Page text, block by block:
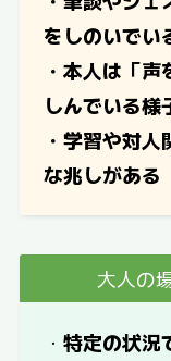
をしのいでい
・本人は「
しんでいる様
・学習や対
な兆しがある
大人の
・特定の状況